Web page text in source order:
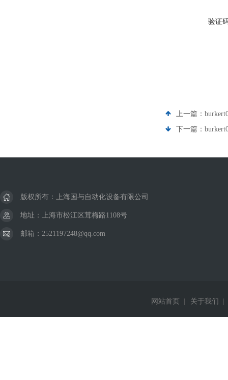
验证
上一篇：
下一篇：
版权所有：上海国与自动化设备有限公司
地址：上海市松江区茸梅路1108号
邮箱：2521197248@qq.com
网站首页 关于我们